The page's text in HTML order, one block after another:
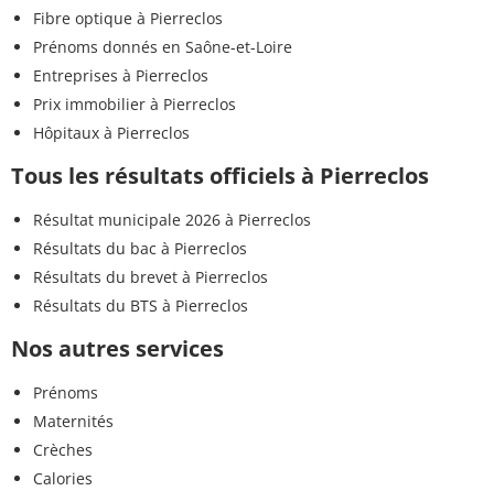
Fibre optique à Pierreclos
Prénoms donnés en Saône-et-Loire
Entreprises à Pierreclos
Prix immobilier à Pierreclos
Hôpitaux à Pierreclos
Tous les résultats officiels à Pierreclos
Résultat municipale 2026 à Pierreclos
Résultats du bac à Pierreclos
Résultats du brevet à Pierreclos
Résultats du BTS à Pierreclos
Nos autres services
Prénoms
Maternités
Crèches
Calories